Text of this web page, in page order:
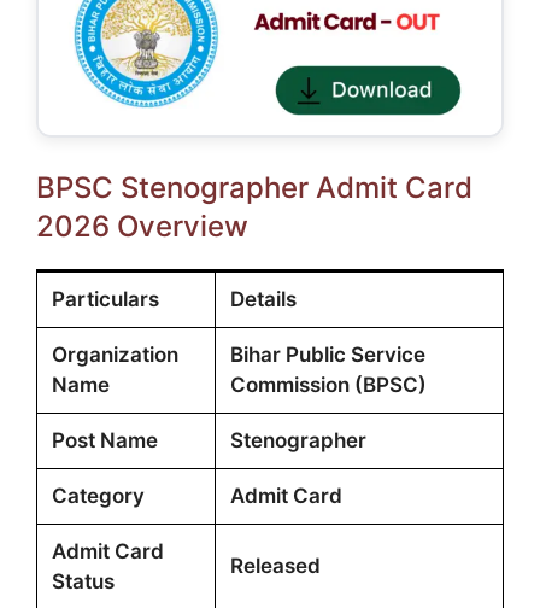
BPSC Stenographer Admit Card
2026 Overview
Particulars Details
Organization
Name
Bihar Public Service
Commission (BPSC)
Post Name Stenographer
Category Admit Card
Admit Card
Status
Released